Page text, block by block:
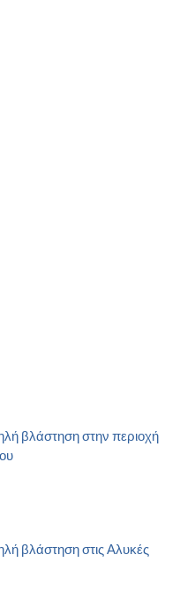
βλάστηση στην περιοχή
βλάστηση στις Αλυκές